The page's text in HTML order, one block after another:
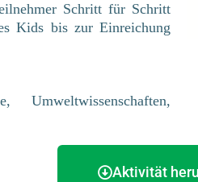
Schritt für Schritt
Kids bis zur Einreichung
Umweltwissenschaften,
Aktivität